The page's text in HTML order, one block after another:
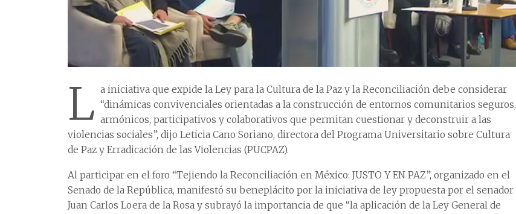
L a iniciativa que expide la Ley para la Cultura de la Paz y la Reconciliación debe considerar
“dinámicas convivenciales orientadas a la construcción de entornos comunitarios seguros,
armónicos, participativos y colaborativos que permitan cuestionar y deconstruir a las
violencias sociales”, dijo Leticia Cano Soriano, directora del Programa Universitario sobre Cultura
de Paz y Erradicación de las Violencias (PUCPAZ).
Al participar en el foro “Tejiendo la Reconciliación en México: JUSTO Y EN PAZ”, organizado en el
Senado de la República, manifestó su beneplácito por la iniciativa de ley propuesta por el senador
Juan Carlos Loera de la Rosa y subrayó la importancia de que “la aplicación de la Ley General de